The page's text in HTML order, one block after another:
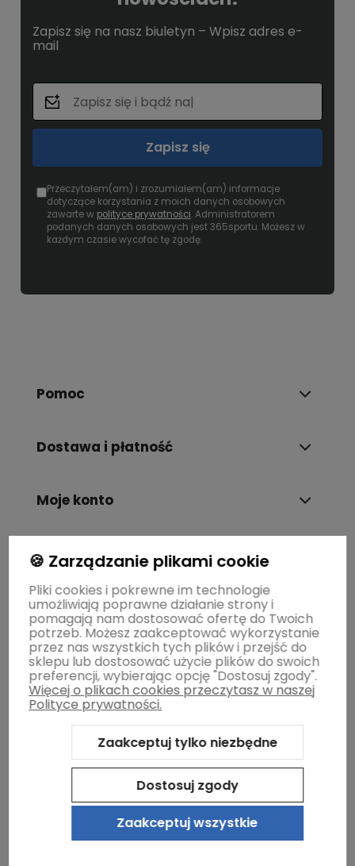
Zapisz się na nasz biuletyn – Wpisz adres e-
mail
Zapisz się
Przeczytałem(am) i zrozumiałem(am) informacje
dotyczące korzystania z moich danych osobowych
zawarte w polityce prywatności. Administratorem
podanych danych osobowych jest 365sportu. Możesz w
każdym czasie wycofać tę zgodę.
Pomoc
Dostawa i płatność
Moje konto
Gwarancja i zwroty
O firmie
Sklep internetowy Shoper.pl Szablon Shoper Modern 3.0™
GrowCommerce
🍪 Zarządzanie plikami cookie
Pliki cookies i pokrewne im technologie
umożliwiają poprawne działanie strony i
pomagają nam dostosować ofertę do Twoich
potrzeb. Możesz zaakceptować wykorzystanie
przez nas wszystkich tych plików i przejść do
sklepu lub dostosować użycie plików do swoich
preferencji, wybierając opcję "Dostosuj zgody".
Więcej o plikach cookies przeczytasz w naszej
Polityce prywatności.
Zaakceptuj tylko niezbędne
Dostosuj zgody
Zaakceptuj wszystkie